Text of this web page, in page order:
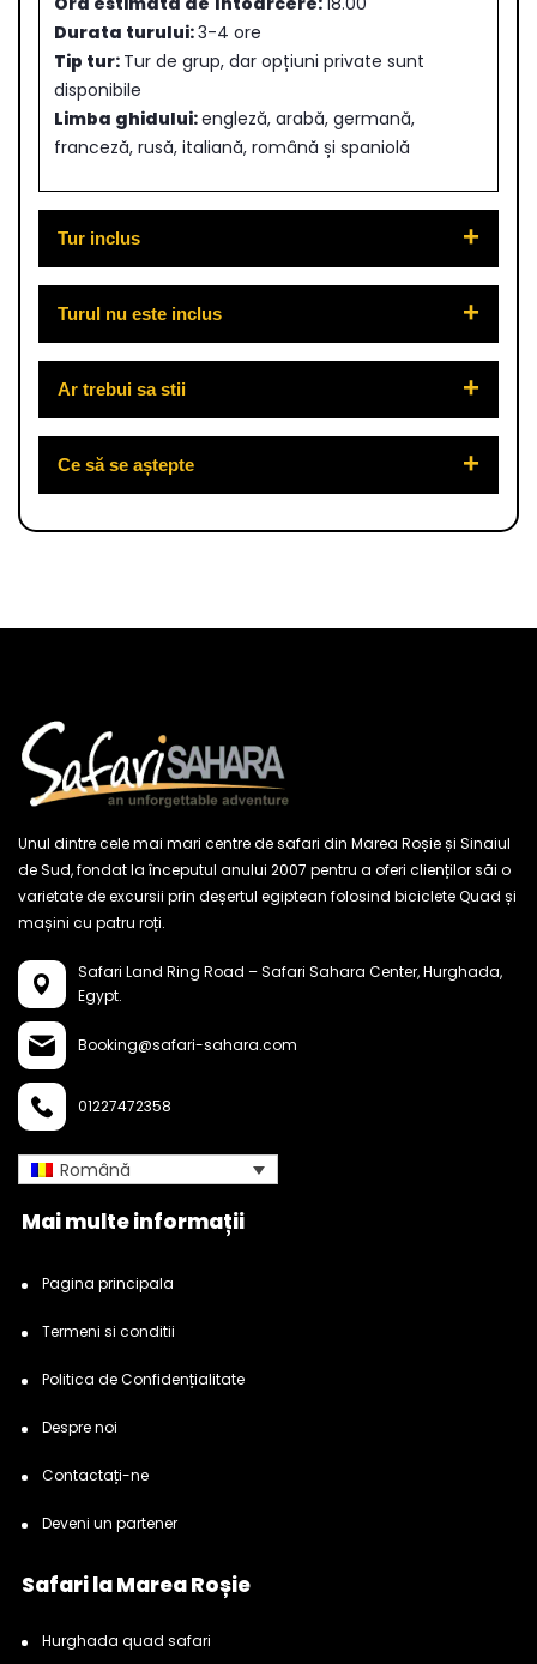
Durata turului:3-4 ore
Tip tur: Tur de grup, dar opțiuni private sunt
disponibile
Limba ghidului:engleză, arabă, germană,
franceză, rusă, italiană, română și spaniolă
Tur inclus
Turul nu este inclus
Ar trebui sa stii
Ce să se aștepte
Unul dintre cele mai mari centre de safari din Marea Roșie și Sinaiul
de Sud, fondat la începutul anului 2007 pentru a oferi clienților săi o
varietate de excursii prin deșertul egiptean folosind biciclete Quad și
mașini cu patru roți.
Safari Land Ring Road – Safari Sahara Center,Hurghada,
Egypt.
Booking@safari-sahara.com
01227472358
Română
Mai multe informații
Pagina principala
Termeni si conditii
Politica de Confidențialitate
Despre noi
Contactați-ne
Deveni un partener
Safari la Marea Roșie
Hurghada quad safari